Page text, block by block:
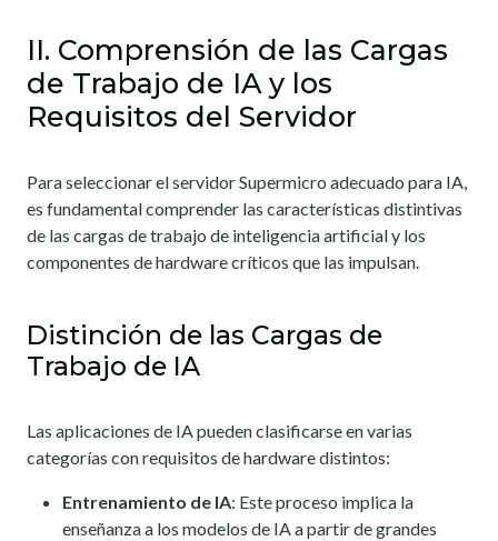
II. Comprensión de las Cargas
de Trabajo de IA y los
Requisitos del Servidor
Para seleccionar el servidor Supermicro adecuado para IA,
es fundamental comprender las características distintivas
de las cargas de trabajo de inteligencia artificial y los
componentes de hardware críticos que las impulsan.
Distinción de las Cargas de
Trabajo de IA
Las aplicaciones de IA pueden clasificarse en varias
categorías con requisitos de hardware distintos:
Entrenamiento de IA: Este proceso implica la
enseñanza a los modelos de IA a partir de grandes